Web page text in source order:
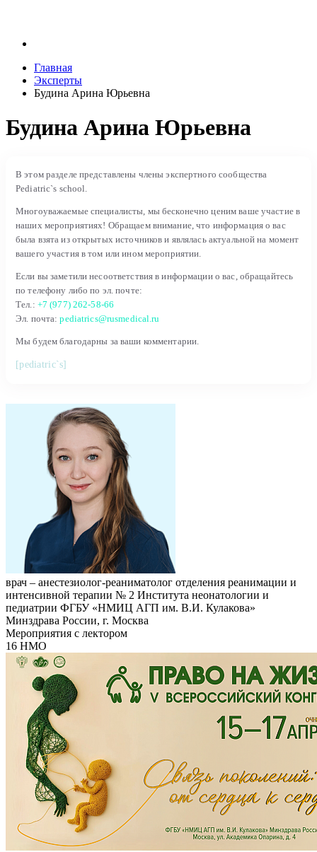
Главная
Эксперты
Будина Арина Юрьевна
Будина Арина Юрьевна
В этом разделе представлены члены экспертного сообщества
Pediatric`s school.
Многоуважаемые специалисты, мы бесконечно ценим ваше участие в
наших мероприятиях! Обращаем внимание, что информация о вас
была взята из открытых источников и являлась актуальной на момент
вашего участия в том или ином мероприятии.
Если вы заметили несоответствия в информации о вас, обращайтесь
по телефону либо по эл. почте:
Тел.: +7 (977) 262-58-66
Эл. почта:pediatrics@rusmedical.ru
Мы будем благодарны за ваши комментарии.
[pediatric`s]
врач – анестезиолог-реаниматолог отделения реанимации и
интенсивной терапии № 2 Института неонатологии и
педиатрии ФГБУ «НМИЦ АГП им. В.И. Кулакова»
Минздрава России, г. Москва
Мероприятия с лектором
16 НМО